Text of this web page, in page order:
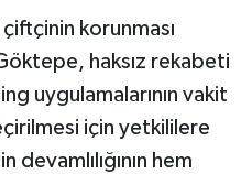
çiftçinin korunması
haksız rekabeti
uygulamalarının vakit
için yetkililere
hem